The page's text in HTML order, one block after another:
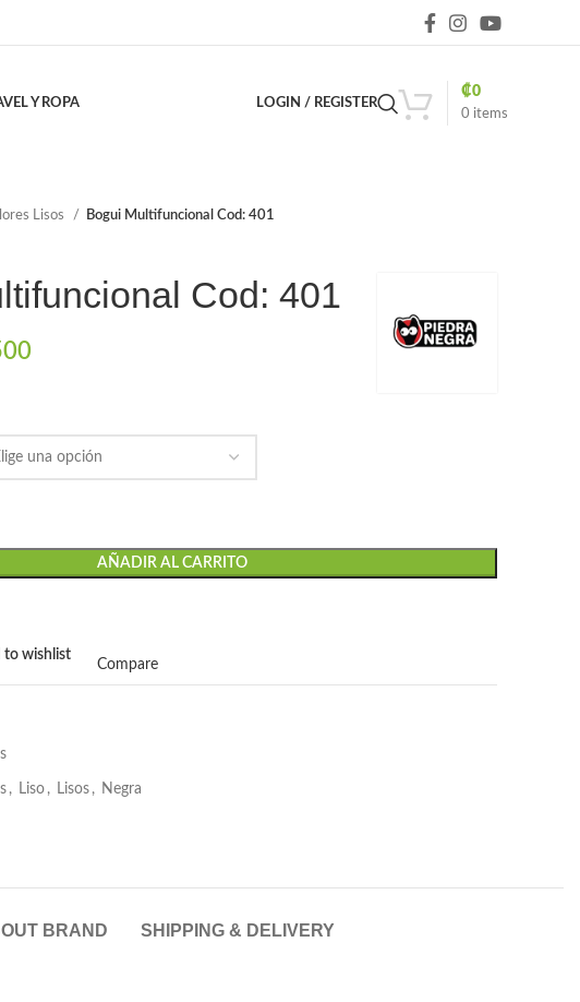
Y ROPA LOGIN / REGISTER
0 items
₡0
Lisos Bogui Multifuncional Cod: 401
Cod: 401
AÑADIR AL CARRITO
to wishlist
Compare
, Liso , Lisos , Negra
BRAND SHIPPING & DELIVERY